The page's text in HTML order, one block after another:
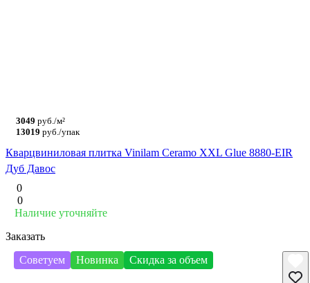
3049 руб./м²
13019 руб./упак
Кварцвиниловая плитка Vinilam Ceramo XXL Glue 8880-EIR
Дуб Давос
0
0
Наличие уточняйте
Заказать
Советуем
Новинка Скидка за объем